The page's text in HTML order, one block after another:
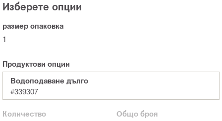
Изберете опции
размер опаковка
1
Продуктови опции
Водоподаване дълго
#339307
Количество Общо броя